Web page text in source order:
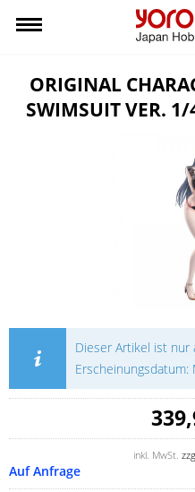
ORIGINAL
SWIMSUIT VER. 1/
Dieser Artikel ist nur
Erscheinungsdatum:
inkl. MwSt.
Auf Anfrage